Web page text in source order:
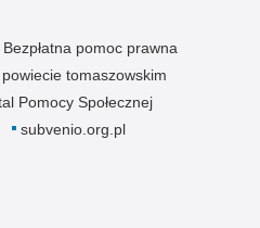
Bezpłatna pomoc prawna
tomaszowskim
Pomocy Społecznej
subvenio.org.pl